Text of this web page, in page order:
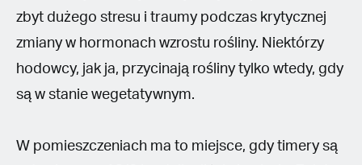
zbyt dużego stresu i traumy podczas krytycznej
zmiany w hormonach wzrostu rośliny. Niektórzy
hodowcy, jak ja, przycinają rośliny tylko wtedy, gdy
są w stanie wegetatywnym.
W pomieszczeniach ma to miejsce, gdy timery są